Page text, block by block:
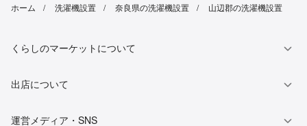
ホーム 洗濯機設置 奈良県の洗濯機設置 山辺郡の洗濯機設置
くらしのマーケットについて
出店について
運営メディア・SNS